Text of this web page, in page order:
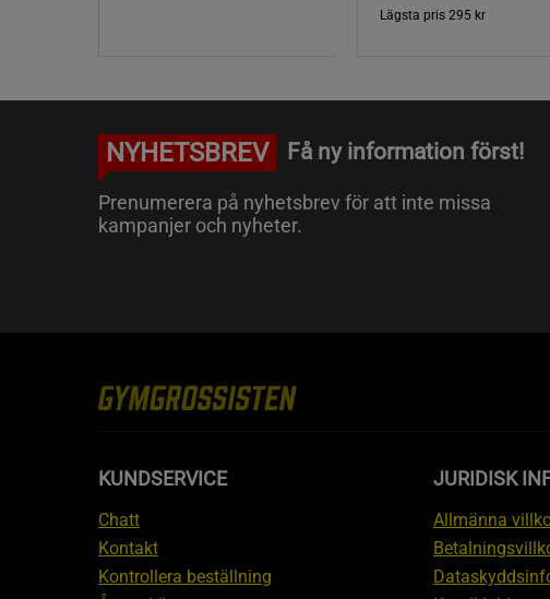
Lägsta pris 295 kr
NYHETSBREV Få ny information först!
Prenumerera på nyhetsbrev för att inte missa
kampanjer och nyheter.
KUNDSERVICE
Chatt
Kontakt
Kontrollera beställning
JURIDISK
Allmänna